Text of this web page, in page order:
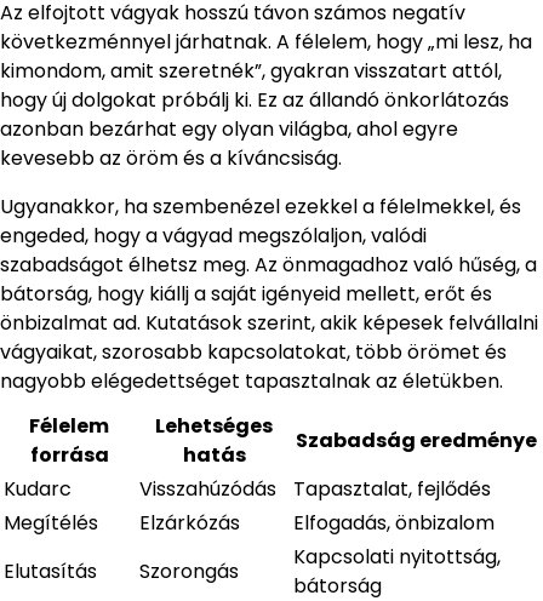
Az elfojtott vágyak hosszú távon számos negatív
következménnyel járhatnak. A félelem, hogy „mi lesz, ha
kimondom, amit szeretnék”, gyakran visszatart attól,
hogy új dolgokat próbálj ki. Ez az állandó önkorlátozás
azonban bezárhat egy olyan világba, ahol egyre
kevesebb az öröm és a kíváncsiság.
Ugyanakkor, ha szembenézel ezekkel a félelmekkel, és
engeded, hogy a vágyad megszólaljon, valódi
szabadságot élhetsz meg. Az önmagadhoz való hűség, a
bátorság, hogy kiállj a saját igényeid mellett, erőt és
önbizalmat ad. Kutatások szerint, akik képesek felvállalni
vágyaikat, szorosabb kapcsolatokat, több örömet és
nagyobb elégedettséget tapasztalnak az életükben.
Félelem
forrása
Lehetséges
hatás
Szabadság eredménye
Kudarc
Visszahúzódás
Tapasztalat, fejlődés
Megítélés
Elzárkózás
Elfogadás, önbizalom
Elutasítás
Szorongás
Kapcsolati nyitottság,
bátorság